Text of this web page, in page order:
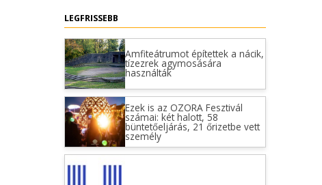
LEGFRISSEBB
Amfiteátrumot építettek a nácik,
tízezrek agymosására
használták
Ezek is az OZORA Fesztivál
számai: két halott, 58
büntetőeljárás, 21 őrizetbe vett
személy